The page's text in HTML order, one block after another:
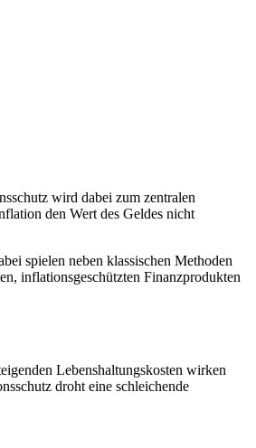
wird dabei zum zentralen
den Wert des Geldes nicht
spielen neben klassischen Methoden
inflationsgeschützten Finanzprodukten
Lebenshaltungskosten wirken
droht eine schleichende